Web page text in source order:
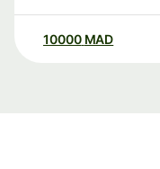
10000 MAD